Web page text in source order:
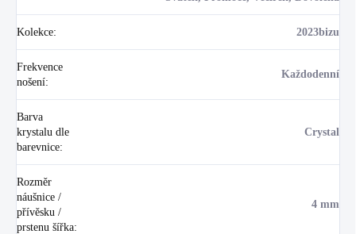
Kolekce: 2023bizu
Frekvence
nošení:
Každodenní
Barva
krystalu dle
barevnice:
Crystal
Rozměr
náušnice /
přívěsku /
prstenu šířka:
4 mm